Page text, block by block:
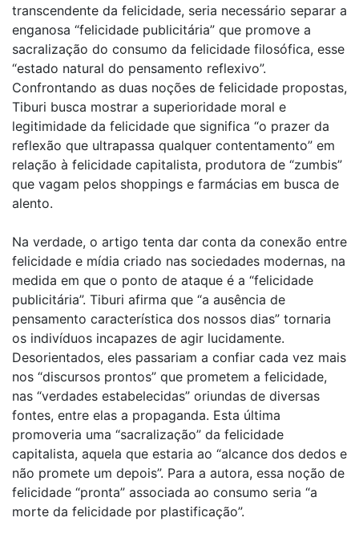
transcendente da felicidade, seria necessário separar a
enganosa “felicidade publicitária” que promove a
sacralização do consumo da felicidade filosófica, esse
“estado natural do pensamento reflexivo”.
Confrontando as duas noções de felicidade propostas,
Tiburi busca mostrar a superioridade moral e
legitimidade da felicidade que significa “o prazer da
reflexão que ultrapassa qualquer contentamento” em
relação à felicidade capitalista, produtora de “zumbis”
que vagam pelos shoppings e farmácias em busca de
alento.
Na verdade, o artigo tenta dar conta da conexão entre
felicidade e mídia criado nas sociedades modernas, na
medida em que o ponto de ataque é a “felicidade
publicitária”. Tiburi afirma que “a ausência de
pensamento característica dos nossos dias” tornaria
os indivíduos incapazes de agir lucidamente.
Desorientados, eles passariam a confiar cada vez mais
nos “discursos prontos” que prometem a felicidade,
nas “verdades estabelecidas” oriundas de diversas
fontes, entre elas a propaganda. Esta última
promoveria uma “sacralização” da felicidade
capitalista, aquela que estaria ao “alcance dos dedos e
não promete um depois”. Para a autora, essa noção de
felicidade “pronta” associada ao consumo seria “a
morte da felicidade por plastificação”.